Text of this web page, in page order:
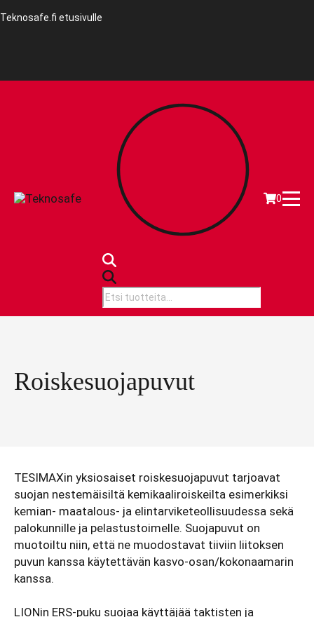
Teknosafe.fi etusivulle
search
0
Roiskesuojapuvut
TESIMAXin yksiosaiset roiskesuojapuvut tarjoavat
suojan nestemäisiltä kemikaaliroiskeilta esimerkiksi
kemian- maatalous- ja elintarviketeollisuudessa sekä
palokunnille ja pelastustoimelle. Suojapuvut on
muotoiltu niin, että ne muodostavat tiiviin liitoksen
puvun kanssa käytettävän kasvo-osan/kokonaamarin
kanssa.
LIONin ERS-puku suojaa käyttäjää taktisten ja